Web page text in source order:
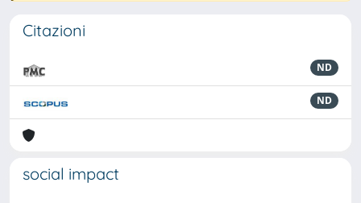
Citazioni
ND
ND
social impact